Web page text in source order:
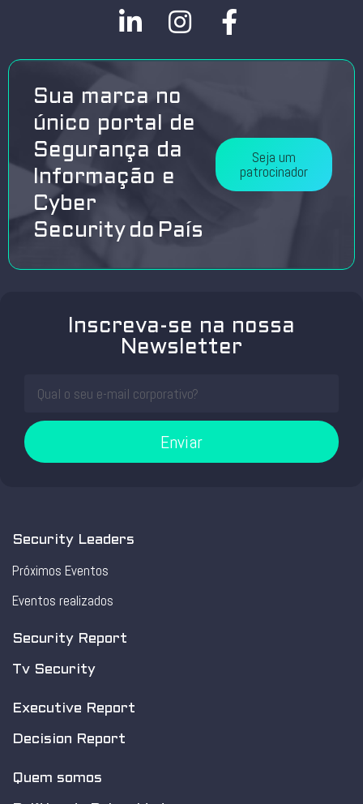
Sua marca no
único portal de
Segurança da
Informação e
Cyber
Security do País
Seja um
patrocinador
Inscreva-se na nossa
Newsletter
Enviar
Security Leaders
Próximos Eventos
Eventos realizados
Security Report
Tv Security
Executive Report
Decision Report
Quem somos